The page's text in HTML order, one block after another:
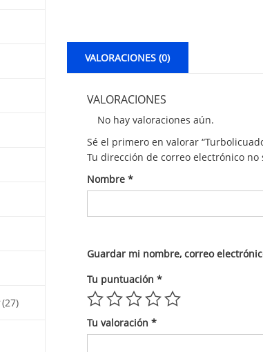
(27)
VALORACIONES (0)
VALORACIONES
No hay valoraciones aún.
Sé el primero en valorar
Tu dirección de correo electrónico no
Nombre *
Guardar mi nombre, correo
Tu puntuación *
Tu valoración *